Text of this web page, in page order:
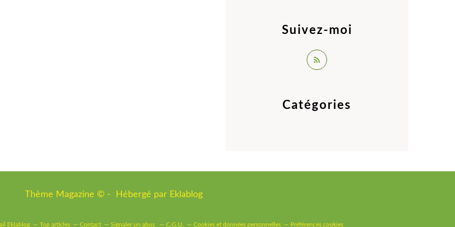
Catégories
Suivez-moi
Thème Magazine © - Hébergé par Eklablog
Eklablog Top articles Contact Signaler un abus C.G.U. Cookies et données personnelles Préférences cookies